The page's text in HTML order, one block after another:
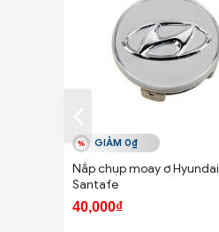
GIẢM 0₫
Nắp chụp moay ơ Hyundai
Santafe
40,000₫